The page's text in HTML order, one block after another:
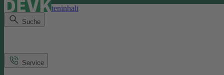
Direkt zum Seiteninhalt
Suche
Service